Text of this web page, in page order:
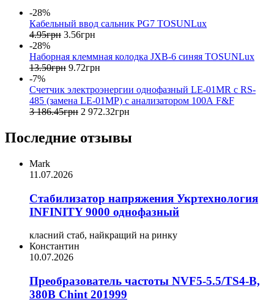
-28%
Кабельный ввод сальник PG7 TOSUNLux
4.95грн 3.56грн
-28%
Наборная клеммная колодка JXB-6 синяя TOSUNLux
13.50грн 9.72грн
-7%
Счетчик электроэнергии однофазный LE-01MR с RS-
485 (замена LE-01MP) с анализатором 100А F&F
3 186.45грн 2 972.32грн
Последние отзывы
Mark
11.07.2026
Стабилизатор напряжения Укртехнология
INFINITY 9000 однофазный
класний стаб, найкращий на ринку
Константин
10.07.2026
Преобразователь частоты NVF5-5.5/TS4-B,
380В Chint 201999